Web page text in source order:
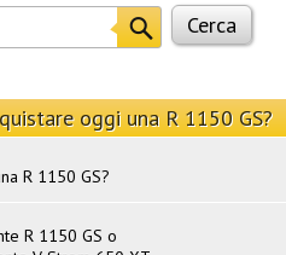
oggi una R 1150 GS?
R 1150 GS?
R 1150 GS o